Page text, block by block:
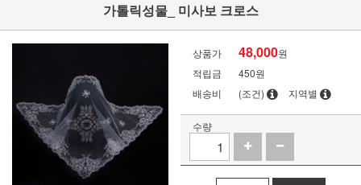
가톨릭성물_ 미사보 크로스
상품가 48,000원
적립금
450원
배송비
(조건) 지역별
수량